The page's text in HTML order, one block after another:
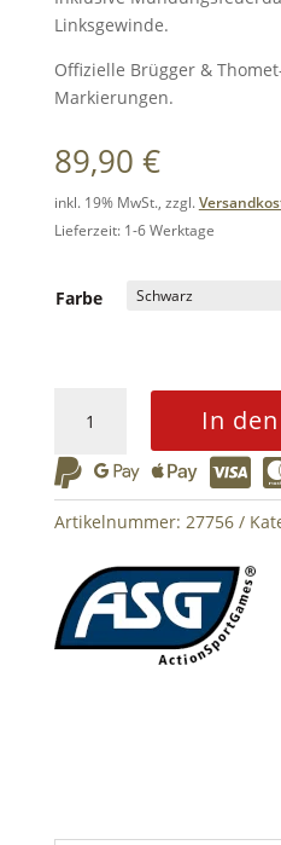
Linksgewinde.
Offizielle Brügger &
Markierungen.
89,90 €
inkl. 19% MwSt., zzgl.
Lieferzeit: 1-6 Werktage
Farbe
Supressor
B&T
Rotex-
V
39
mm
In
   
Artikelnummer: 27756